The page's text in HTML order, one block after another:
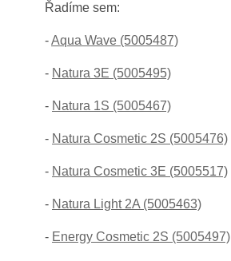
Řadíme sem:
-Aqua Wave (5005487)
- Natura 3E (5005495)
- Natura 1S (5005467)
- Natura Cosmetic 2S (5005476)
- Natura Cosmetic 3E (5005517)
- Natura Light 2A (5005463)
- Energy Cosmetic 2S (5005497)